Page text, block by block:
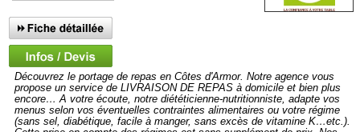
Découvrez le portage de repas en Côtes d'Armor. Notre agence vous
propose un service de LIVRAISON DE REPAS à domicile et bien plus
encore… A votre écoute, notre diététicienne-nutritionniste, adapte vos
menus selon vos éventuelles contraintes alimentaires ou votre régime
(sans sel, diabétique, facile à manger, sans excès de vitamine K…etc.).